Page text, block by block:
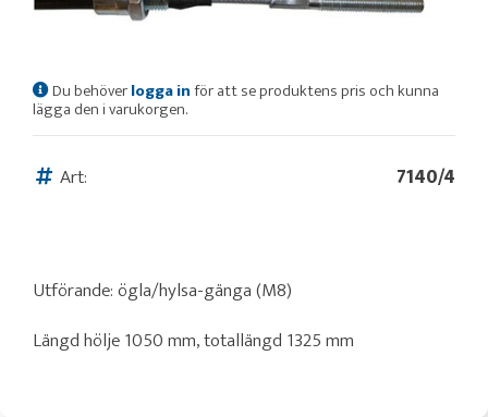
Du behöverlogga inför att se produktens pris och kunna
lägga den i varukorgen.
Art: 7140/4
Utförande: ögla/hylsa-gänga (M8)
Längd hölje 1050 mm, totallängd 1325 mm